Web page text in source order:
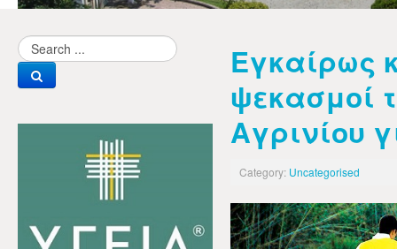
Εγκαίρως
ψεκασμοί
Αγρινίου
Category: Uncategorised